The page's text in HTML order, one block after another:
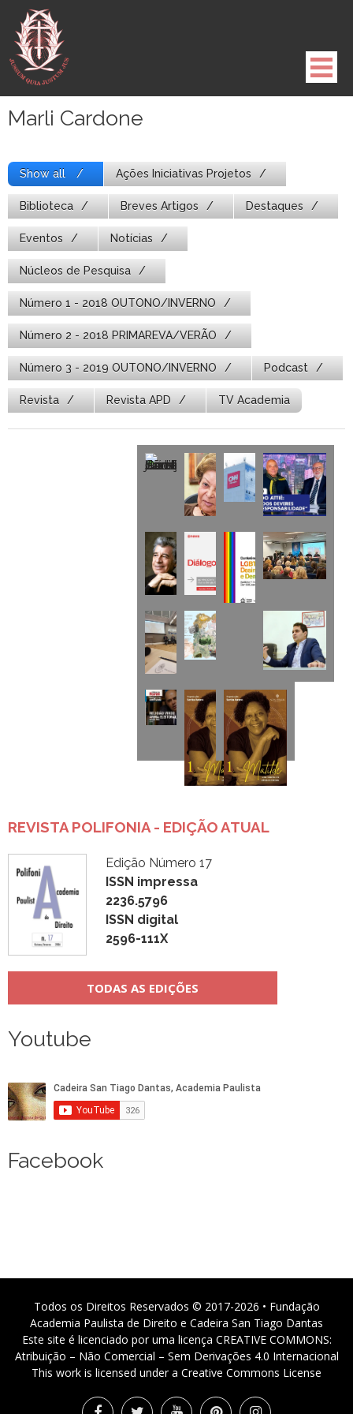
para
conteúdo
Marli Cardone
Show all Ações Iniciativas Projetos
Biblioteca Breves Artigos Destaques
Eventos Notícias
Núcleos de Pesquisa
Número 1 - 2018 OUTONO/INVERNO
Número 2 - 2018 PRIMAREVA/VERÃO
Número 3 - 2019 OUTONO/INVERNO Podcast
Revista Revista APD TV Academia
REVISTA POLIFONIA - EDIÇÃO ATUAL
Edição Número 17
ISSN impressa
2236.5796
ISSN digital
2596-111X
TODAS AS EDIÇÕES
Youtube
Facebook
Todos os Direitos Reservados © 2017-2026 • Fundação
Academia Paulista de Direito e Cadeira San Tiago Dantas
Este site é licenciado por uma licença CREATIVE COMMONS:
Atribuição – Não Comercial – Sem Derivações 4.0 Internacional
This work is licensed under a Creative Commons License